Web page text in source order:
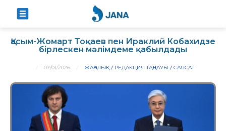
Қасым-Жомарт Тоқаев пен Ираклий Кобахидзе
бірлескен мәлімдеме қабылдады
07/01/2026 ЖАҢАЛЫҚ РЕДАКЦИЯ ТАҢДАУЫ САЯСАТ